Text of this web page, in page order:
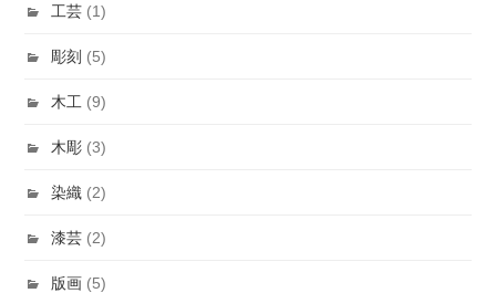
工芸 (1)
彫刻 (5)
木工 (9)
木彫 (3)
染織 (2)
漆芸 (2)
版画 (5)